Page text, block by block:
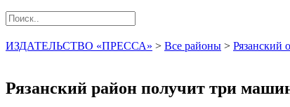
ИЗДАТЕЛЬСТВО «ПРЕССА» > Все районы > Рязанский
Рязанский район получит три